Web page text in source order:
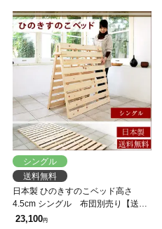
シングル
送料無料
日本製 ひのきすのこベッド高さ
4.5cm シングル 布団別売り【送料
無料】
23,100円